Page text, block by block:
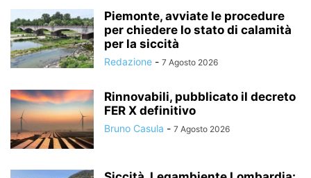
Piemonte, avviate le procedure
per chiedere lo stato di calamità
per la siccità
Redazione - 7 Agosto 2026
Rinnovabili, pubblicato il decreto
FER X definitivo
Bruno Casula - 7 Agosto 2026